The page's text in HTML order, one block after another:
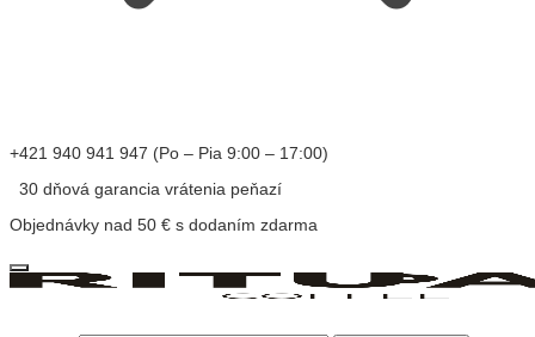
+421 940 941 947 (Po – Pia 9:00 – 17:00)
30 dňová garancia vrátenia peňazí
Objednávky nad 50 € s dodaním zdarma